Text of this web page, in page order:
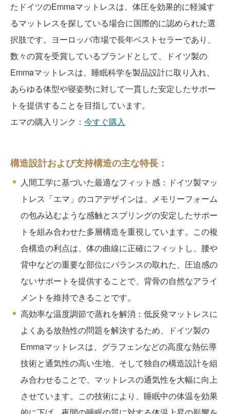
たドイツのEmmaマットレスは、体圧を効果的に軽減す
るマットレスを探している場合に国際的に認められた選
択肢です。ヨーロッパ市場で長年ベストセラーであり、
数々の賞を受賞しているブランドとして、
ドイツ製の
Emmaマットレスは、睡眠科学を製品設計に取り入れ、
あらゆる体型や寝姿勢に対して一貫した安定したサポー
トを提供することを目指しています。
エマの購入リンク： 今すぐ購入
構造設計および支持構造の主な特長：
人間工学に基づいた最適なフィット感：ドイツ製マッ
トレス「エマ」のコアデザインは、メモリーフォーム
の包み込むような感触とスプリングの安定したサポー
トを組み合わせた多層構造を重視しています。この複
合構造の利点は、体の曲線に正確にフィットし、腰や
背中などの重要な部位にバランスの取れた、圧迫感の
ないサポートを提供することで、背骨の自然なアライ
メントを維持できることです。
高効率な温度調節で蒸れを解消：低反発マットレスに
よくある放熱性の問題を解決するため、ドイツ製の
Emmaマットレスは、グラフェンなどの高度な熱伝導
技術と通気性の高い生地、そして独自の構造設計を組
み合わせることで、マットレスの通気性を大幅に向上
させています。この技術により、睡眠中の体温を効果